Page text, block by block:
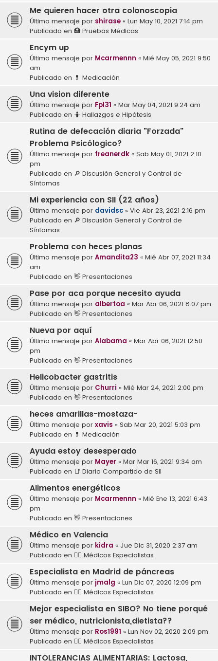
Me quieren hacer otra colonoscopia
Último mensaje por shirase « Lun May 10, 2021 7:14 pm
Publicado en 🏥 Pruebas Médicas
Encym up
Último mensaje por Mcarmennn « Mié May 05, 2021 9:50
am
Publicado en 💊 Medicación
Una vision diferente
Último mensaje por Fpl31 « Mar May 04, 2021 9:24 am
Publicado en 🤷 Hallazgos e Hipótesis
Rutina de defecación diaria "Forzada"
Problema Psicólogico?
Último mensaje por freanerdk « Sab May 01, 2021 2:10
pm
Publicado en 🔎 Discusión General y Control de
Síntomas
Mi experiencia con SII (22 años)
Último mensaje por davidsc « Vie Abr 23, 2021 2:16 pm
Publicado en 🔎 Discusión General y Control de
Síntomas
Problema con heces planas
Último mensaje por Amandita23 « Mié Abr 07, 2021 11:34
am
Publicado en 👋 Presentaciones
Pase por aca porque necesito ayuda
Último mensaje por albertoa « Mar Abr 06, 2021 8:07 pm
Publicado en 👋 Presentaciones
Nueva por aquí
Último mensaje por Alabama « Mar Abr 06, 2021 12:50
pm
Publicado en 👋 Presentaciones
Helicobacter gastritis
Último mensaje por Churri « Mié Mar 24, 2021 2:00 pm
Publicado en 👋 Presentaciones
heces amarillas-mostaza-
Último mensaje por xavis « Sab Mar 20, 2021 5:03 pm
Publicado en 💊 Medicación
Ayuda estoy desesperado
Último mensaje por Mayer « Mar Mar 16, 2021 9:34 am
Publicado en 📑 Diario Compartido de SII
Alimentos energéticos
Último mensaje por Mcarmennn « Mié Ene 13, 2021 6:43
pm
Publicado en 👋 Presentaciones
Médico en Valencia
Último mensaje por kidra « Jue Dic 31, 2020 2:37 am
Publicado en 👩‍⚕️ Médicos Especialistas
Especialista en Madrid de páncreas
Último mensaje por jmalg « Lun Dic 07, 2020 12:09 pm
Publicado en 👩‍⚕️ Médicos Especialistas
Mejor especialista en SIBO? No tiene porqué
ser médico, nutricionista,dietista??
Último mensaje por Ros1991 « Lun Nov 02, 2020 2:09 pm
Publicado en 👩‍⚕️ Médicos Especialistas
INTOLERANCIAS ALIMENTARIAS: Lactosa,